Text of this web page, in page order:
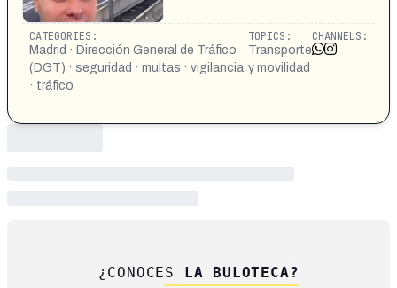
CATEGORIES:
Madrid · Dirección General de Tráfico
(DGT) · seguridad · multas · vigilancia
· tráfico
TOPICS:
Transporte
y movilidad
CHANNELS:
¿CONOCES LA BULOTECA?